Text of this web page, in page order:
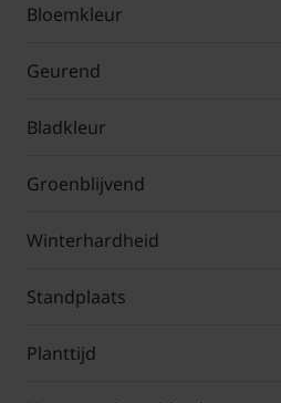
Bloemkleur
Geurend
Bladkleur
Groenblijvend
Winterhardheid
Standplaats
Planttijd